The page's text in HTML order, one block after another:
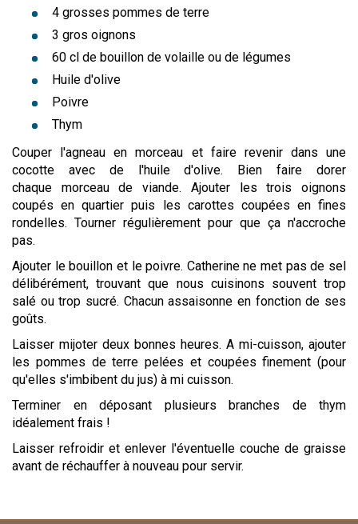
4 grosses pommes de terre
3 gros oignons
60 cl de bouillon de volaille ou de légumes
Huile d'olive
Poivre
Thym
Couper l'agneau en morceau et faire revenir dans une
cocotte avec de l'huile d'olive. Bien faire dorer
chaque morceau de viande. Ajouter les trois oignons
coupés en quartier puis les carottes coupées en fines
rondelles. Tourner régulièrement pour que ça n'accroche
pas.
Ajouter le bouillon et le poivre. Catherine ne met pas de sel
délibérément, trouvant que nous cuisinons souvent trop
salé ou trop sucré. Chacun assaisonne en fonction de ses
goûts.
Laisser mijoter deux bonnes heures. A mi-cuisson, ajouter
les pommes de terre pelées et coupées finement (pour
qu'elles s'imbibent du jus) à mi cuisson.
Terminer en déposant plusieurs branches de thym
idéalement frais !
Laisser refroidir et enlever l'éventuelle couche de graisse
avant de réchauffer à nouveau pour servir.